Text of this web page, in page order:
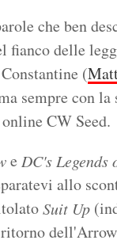
che ben
fianco delle
(
sempre con la
CW Seed.
e DC's Legends
allo
Suit Up